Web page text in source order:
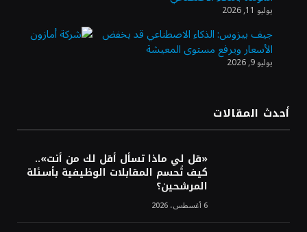
أسعار النفط تواصل التراجع للجلسة الثالثة مع
ترقب تطورات الوساطة بشأن الحرب
مدعومًا بالبنوك والمواد الأساسية
يوليو 11, 2026
جيف بيزوس: الذكاء الاصطناعي قد يخفض
الأسعار ويرفع مستوى المعيشة
يوليو 9, 2026
أحدث المقالات
«قل لي ماذا تسأل أقل لك من أنت»..
كيف تُحسم المقابلات الوظيفية بأسئلة
المرشحين؟
6 أغسطس، 2026